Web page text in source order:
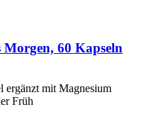
Morgen, 60 Kapseln
ergänzt mit Magnesium
Früh